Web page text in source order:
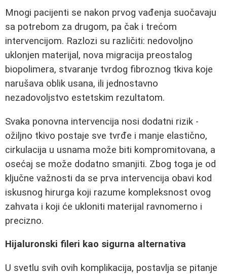
Mnogi pacijenti se nakon prvog vađenja suočavaju
sa potrebom za drugom, pa čak i trećom
intervencijom. Razlozi su različiti: nedovoljno
uklonjen materijal, nova migracija preostalog
biopolimera, stvaranje tvrdog fibroznog tkiva koje
narušava oblik usana, ili jednostavno
nezadovoljstvo estetskim rezultatom.
Svaka ponovna intervencija nosi dodatni rizik -
ožiljno tkivo postaje sve tvrđe i manje elastično,
cirkulacija u usnama može biti kompromitovana, a
osećaj se može dodatno smanjiti. Zbog toga je od
ključne važnosti da se prva intervencija obavi kod
iskusnog hirurga koji razume kompleksnost ovog
zahvata i koji će ukloniti materijal ravnomerno i
precizno.
Hijaluronski fileri kao sigurna alternativa
U svetlu svih ovih komplikacija, postavlja se pitanje